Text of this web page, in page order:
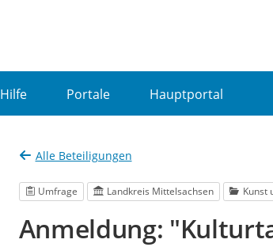
Hilfe Portale Hauptportal
Alle Beteiligungen
Umfrage Landkreis Mittelsachsen Kunst
Anmeldung: